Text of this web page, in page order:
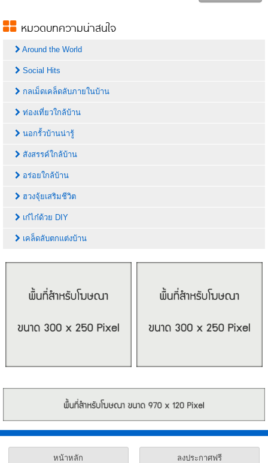
หมวดบทความน่าสนใจ
Around the World
Social Hits
กลเม็ดเคล็ดลับภายในบ้าน
ท่องเที่ยวใกล้บ้าน
นอกรั้วบ้านน่ารู้
สังสรรค์ใกล้บ้าน
อร่อยใกล้บ้าน
ฮวงจุ้ยเสริมชีวิต
เก๋ไก๋ด้วย DIY
เคล็ดลับตกแต่งบ้าน
หน้าหลัก ลงประกาศฟรี